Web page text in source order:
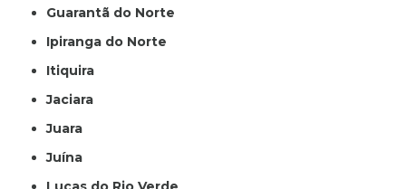
Guarantã do Norte
Ipiranga do Norte
Itiquira
Jaciara
Juara
Juína